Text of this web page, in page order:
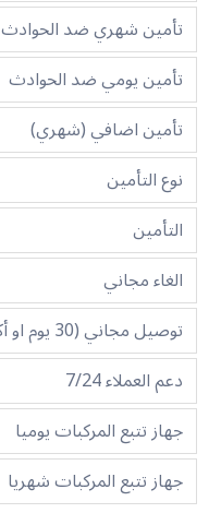
تأمين شهري ضد الحوادث
تأمين يومي ضد الحوادث
تأمين اضافي (شهري)
نوع التأمين
التأمين
الغاء مجاني
توصيل مجاني (30 يوم او أكثر)
دعم العملاء 7/24
جهاز تتبع المركبات يوميا
جهاز تتبع المركبات شهريا